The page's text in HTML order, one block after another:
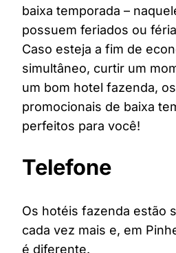
baixa temporada –
possuem feriados ou
Caso esteja a fim de
simultâneo, curtir um
um bom hotel fazenda,
promocionais de baixa
perfeitos para você!
Telefone
Os hotéis fazenda estão
cada vez mais e, em
é diferente.